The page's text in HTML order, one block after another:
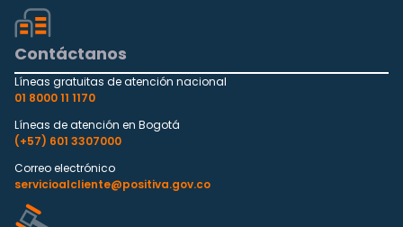
Contáctanos
Líneas gratuitas de atención nacional
01 8000 11 1170
Líneas de atención en Bogotá
(+57) 601 3307000
Correo electrónico
servicioalcliente@positiva.gov.co